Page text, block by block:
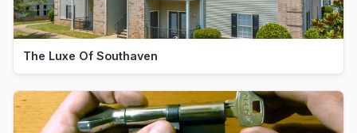
The Luxe Of Southaven